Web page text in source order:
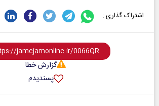
اشتراک گذاری :
گزارش خطا
پسندیدم